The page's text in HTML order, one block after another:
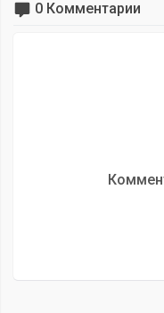
0 Комментарии